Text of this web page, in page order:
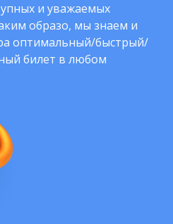
и уважаемых
образо, мы знаем и
оптимальный/быстрый/
билет в любом